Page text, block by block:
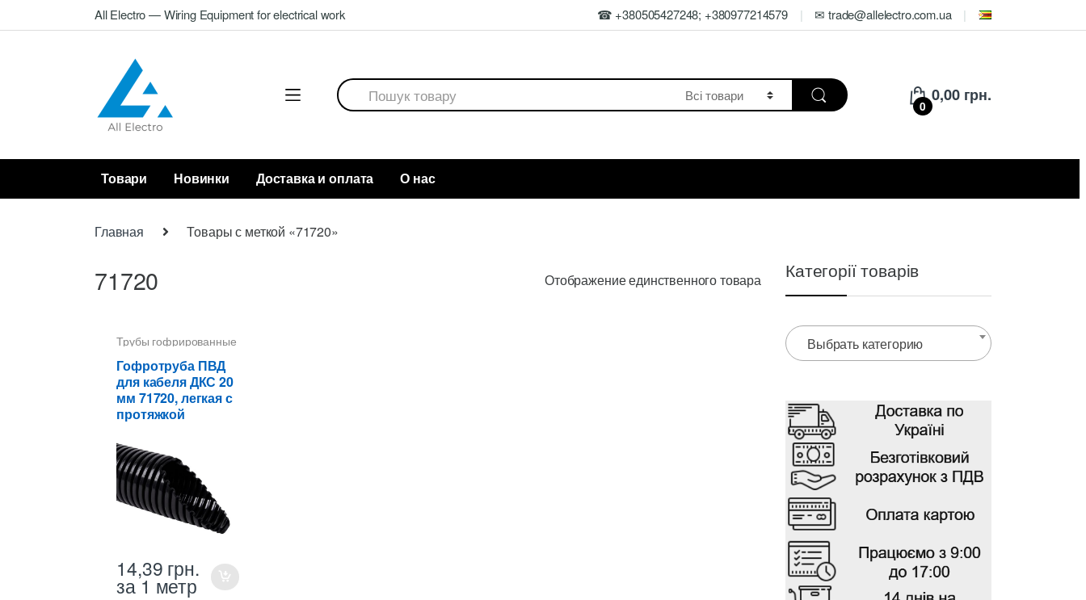
to
to
All Electro — Wiring Equipment for electrical work ☎ +380505427248; +380977214579 ✉ trade@allelectro.com.ua
Search
for:
0
0,00 грн.
Товари Новинки Доставка и оплата О нас
Главная Товары с меткой «71720»
71720 Отображение единственного товара
Трубы гофрированные
20 мм
Гофротруба ПВД
для кабеля ДКС 20
мм 71720, легкая с
протяжкой
14,39 грн.
за 1 метр
Категорії товарів
Выбрать категорию